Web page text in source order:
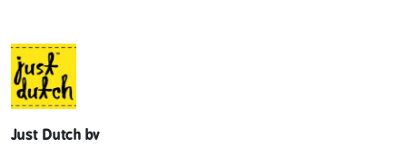
Just Dutch bv